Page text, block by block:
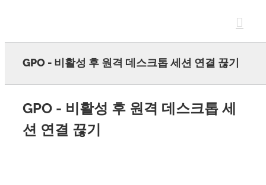
GPO - 비활성 후 원격 데스크톱 세션 연결 끊기
GPO - 비활성 후 원격 데스크톱 세
션 연결 끊기